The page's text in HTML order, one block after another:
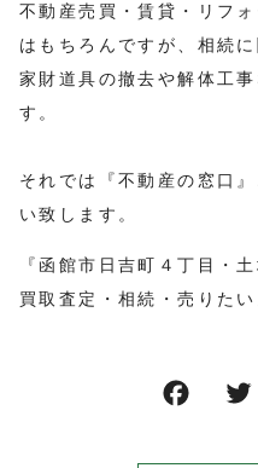
不動産売買・賃貸・リフ
はもちろんですが、相続
家財道具の撤去や解体工
す。
それでは『不動産の窓口
い致します。
『函館市日吉町４丁目・
買取査定・相続・売りたい